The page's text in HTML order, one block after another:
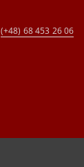
(+48) 68 453 26 06